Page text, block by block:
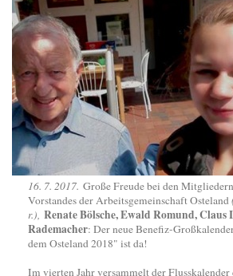
16. 7. 2017. Große Freude bei den
Vorstandes der Arbeitsgemeinschaft Osteland
r.), Renate Bölsche, Ewald Romund, Claus
Rademacher: Der neue Benefiz-
dem Osteland 2018" ist da!
Im vierten Jahr versammelt der